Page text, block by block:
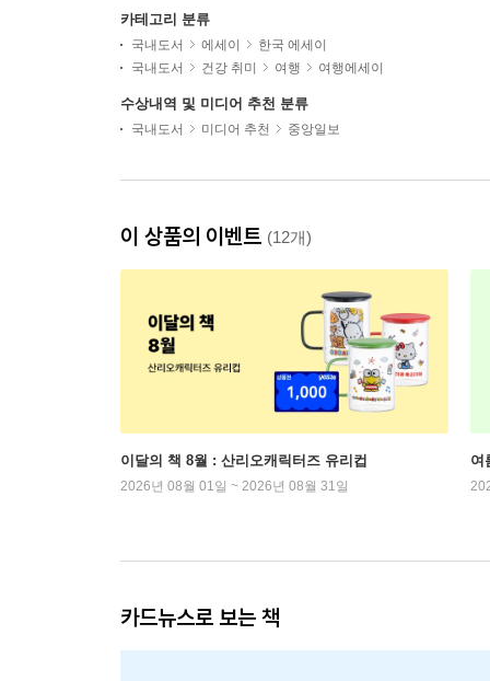
카테고리 분류
국내도서 에세이
한국 에세이
국내도서
건강 취미 여행 여행에세이
수상내역 및 미디어 추천 분류
국내도서 미디어 추천 중앙일보
이 상품의 이벤트 (12개)
이달의 책 8월 : 산리오캐릭터즈 유리컵
2026년 08월 01일 ~ 2026년 08월 31일
여
카드뉴스로 보는 책